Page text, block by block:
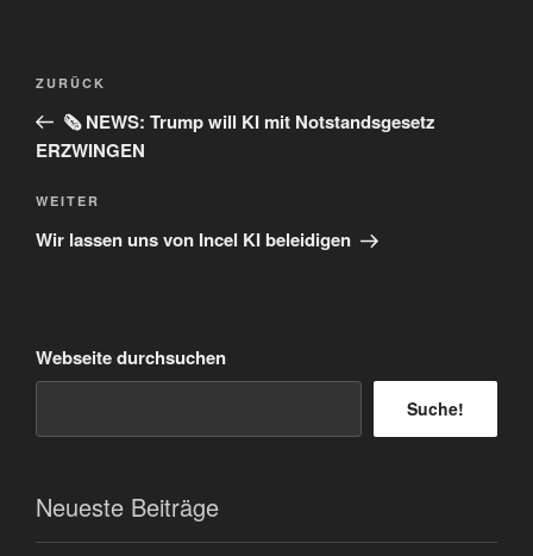
Beitragsnavigation
Vorheriger
Beitrag
ZURÜCK
🗞️ NEWS: Trump will KI mit Notstandsgesetz
ERZWINGEN
Nächster
Beitrag
WEITER
Wir lassen uns von Incel KI beleidigen
Webseite durchsuchen
Suche!
Neueste Beiträge